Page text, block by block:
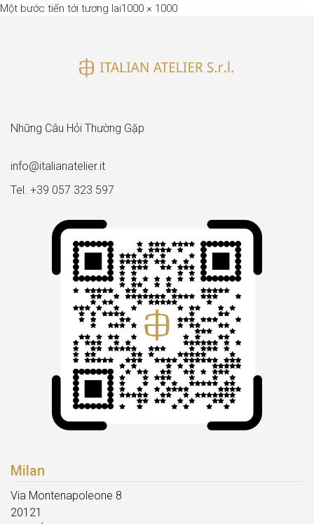
Một bước tiến tới tương laiFull
1000 × 1000
Những Câu Hỏi Thường Gặp
info@italianatelier.it
Tel. +39 057 323 597
Milan
Via Montenapoleone 8
20121